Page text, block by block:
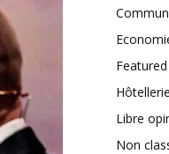
Featured
Hôtellerie
Libre
Non